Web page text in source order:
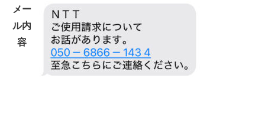
メー
ル内
容